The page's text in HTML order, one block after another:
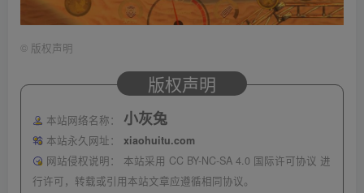
© 版权声明
版权声明
本站网络名称： 小灰兔
本站永久网址：
xiaohuitu.com
网站侵权说明：
本站采用 CC BY-NC-SA 4.0 国际许可协议 进
行许可，转载或引用本站文章应遵循相同协议。